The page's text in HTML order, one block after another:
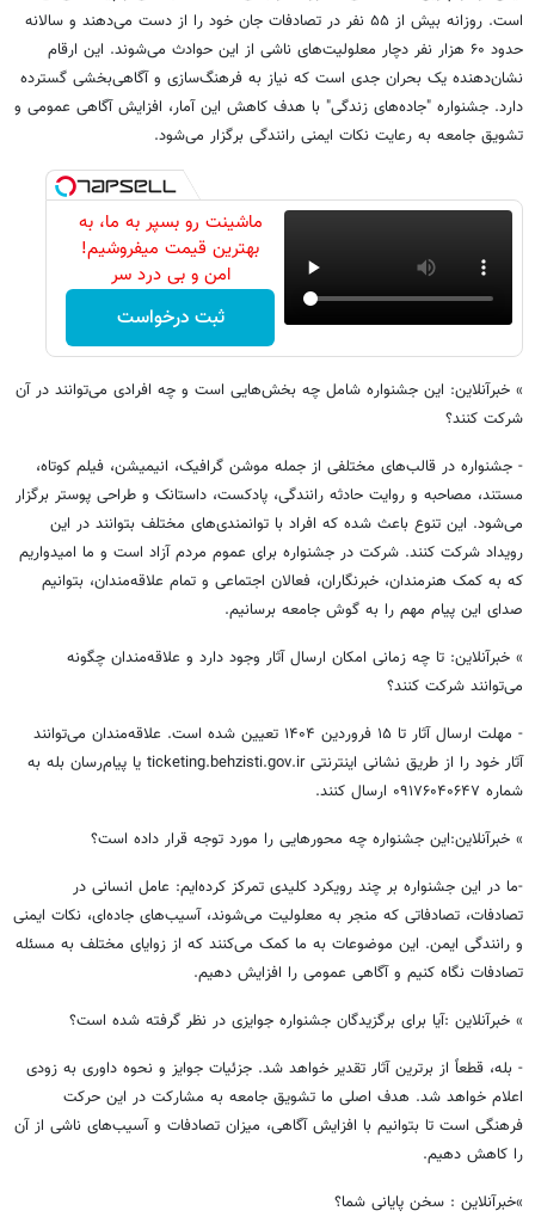
است. روزانه بیش از ۵۵ نفر در تصادفات جان خود را از دست می‌دهند و سالانه
حدود ۶۰ هزار نفر دچار معلولیت‌های ناشی از این حوادث می‌شوند. این ارقام
نشان‌دهنده یک بحران جدی است که نیاز به فرهنگ‌سازی و آگاهی‌بخشی گسترده
دارد. جشنواره "جاده‌های زندگی" با هدف کاهش این آمار، افزایش آگاهی عمومی و
تشویق جامعه به رعایت نکات ایمنی رانندگی برگزار می‌شود.
ماشینت رو بسپر به ما، به
بهترین قیمت میفروشیم!
امن و بی درد سر
ثبت درخواست
» خبرآنلاین: این جشنواره شامل چه بخش‌هایی است و چه افرادی می‌توانند در آن
شرکت کنند؟
- جشنواره در قالب‌های مختلفی از جمله موشن گرافیک، انیمیشن، فیلم کوتاه،
مستند، مصاحبه و روایت حادثه رانندگی، پادکست، داستانک و طراحی پوستر برگزار
می‌شود. این تنوع باعث شده که افراد با توانمندی‌های مختلف بتوانند در این
رویداد شرکت کنند. شرکت در جشنواره برای عموم مردم آزاد است و ما امیدواریم
که به کمک هنرمندان، خبرنگاران، فعالان اجتماعی و تمام علاقه‌مندان، بتوانیم
صدای این پیام مهم را به گوش جامعه برسانیم.
» خبرآنلاین: تا چه زمانی امکان ارسال آثار وجود دارد و علاقه‌مندان چگونه
می‌توانند شرکت کنند؟
- مهلت ارسال آثار تا ۱۵ فروردین ۱۴۰۴ تعیین شده است. علاقه‌مندان می‌توانند
آثار خود را از طریق نشانی اینترنتی ticketing.behzisti.gov.ir یا پیام‌رسان بله به
شماره ۰۹۱۷۶۰۴۰۶۴۷ ارسال کنند.
» خبرآنلاین:این جشنواره چه محورهایی را مورد توجه قرار داده است؟
-ما در این جشنواره بر چند رویکرد کلیدی تمرکز کرده‌ایم: عامل انسانی در
تصادفات، تصادفاتی که منجر به معلولیت می‌شوند، آسیب‌های جاده‌ای، نکات ایمنی
و رانندگی ایمن. این موضوعات به ما کمک می‌کنند که از زوایای مختلف به مسئله
تصادفات نگاه کنیم و آگاهی عمومی را افزایش دهیم.
» خبرآنلاین :آیا برای برگزیدگان جشنواره جوایزی در نظر گرفته شده است؟
- بله، قطعاً از برترین آثار تقدیر خواهد شد. جزئیات جوایز و نحوه داوری به زودی
اعلام خواهد شد. هدف اصلی ما تشویق جامعه به مشارکت در این حرکت
فرهنگی است تا بتوانیم با افزایش آگاهی، میزان تصادفات و آسیب‌های ناشی از آن
را کاهش دهیم.
»خبرآنلاین : سخن پایانی شما؟